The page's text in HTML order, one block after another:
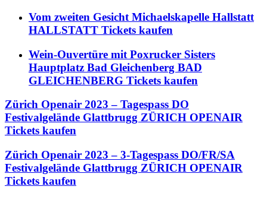
Vom zweiten Gesicht Michaelskapelle Hallstatt
HALLSTATT Tickets kaufen
Wein-Ouvertüre mit Poxrucker Sisters
Hauptplatz Bad Gleichenberg BAD
GLEICHENBERG Tickets kaufen
Zürich Openair 2023 – Tagespass DO
Festivalgelände Glattbrugg ZÜRICH OPENAIR
Tickets kaufen
Zürich Openair 2023 – 3-Tagespass DO/FR/SA
Festivalgelände Glattbrugg ZÜRICH OPENAIR
Tickets kaufen